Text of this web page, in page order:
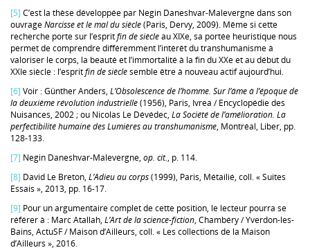
[5] C’est la thèse développée par Negin Daneshvar-Malevergne dans son
ouvrageNarcisse et le mal du siècle(Paris, Dervy, 2009). Même si cette
recherche porte sur l’espritfin de siècleau XIXe, sa portée heuristique nous
permet de comprendre différemment l’intérêt du transhumanisme à
valoriser le corps, la beauté et l’immortalité à la fin du XXe et au début du
XXIe siècle : l’espritfin de sièclesemble être à nouveau actif aujourd’hui.
[6] Voir : Günther Anders, L’Obsolescence de l’homme. Sur l’âme à l’époque de
la deuxième révolution industrielle(1956), Paris, Ivrea / Encyclopédie des
Nuisances, 2002 ; ou Nicolas Le Dévédec, La Société de l’amélioration. La
perfectibilité humaine des Lumières au transhumanisme, Montréal, Liber, pp.
128-133.
[7] Negin Daneshvar-Malevergne, op. cit., p. 114.
[8] David Le Breton, L’Adieu au corps(1999), Paris, Métailié, coll. « Suites
Essais », 2013, pp. 16-17.
[9] Pour un argumentaire complet de cette position, le lecteur pourra se
référer à : Marc Atallah, L’Art de la science-fiction, Chambéry / Yverdon-les-
Bains, ActuSF / Maison d’Ailleurs, coll. « Les collections de la Maison
d’Ailleurs », 2016.